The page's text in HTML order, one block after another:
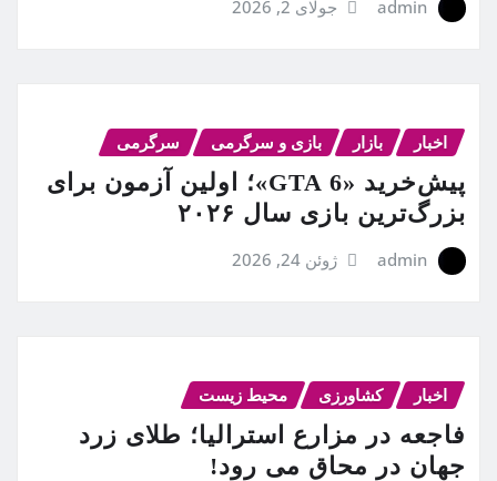
admin جولای 2, 2026
اخبار بازار بازی و سرگرمی سرگرمی
پیش‌خرید «GTA 6»؛ اولین آزمون برای
بزرگ‌ترین بازی سال ۲۰۲۶
admin ژوئن 24, 2026
اخبار کشاورزی محیط زیست
فاجعه در مزارع استرالیا؛ طلای زرد
جهان در محاق می رود!